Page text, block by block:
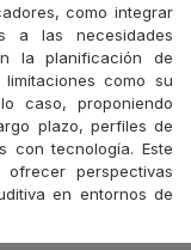
como integrar
a las necesidades
la planificación de
como su
caso, proponiendo
plazo, perfiles de
con tecnología. Este
perspectivas
en entornos de